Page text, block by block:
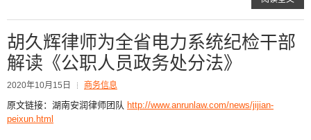
胡久辉律师为全省电力系统纪检干部
解读《公职人员政务处分法》
2020年10月15日 商务信息
原文链接：湖南安润律师团队 http://www.anrunlaw.com/news/jijian-
peixun.html